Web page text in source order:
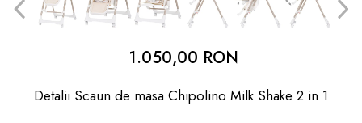
dopuri de urechi
1.050,00 RON
Detalii Scaun de masa Chipolino Milk Shake 2 in 1